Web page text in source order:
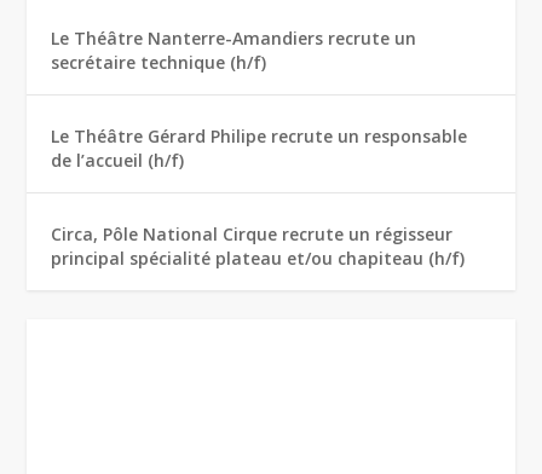
Le Théâtre Nanterre-Amandiers recrute un
secrétaire technique (h/f)
Le Théâtre Gérard Philipe recrute un responsable
de l’accueil (h/f)
Circa, Pôle National Cirque recrute un régisseur
principal spécialité plateau et/ou chapiteau (h/f)